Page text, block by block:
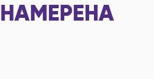
НАМЕРЕНА